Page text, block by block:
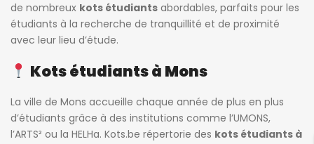
de nombreux kots étudiants abordables, parfaits pour les
étudiants à la recherche de tranquillité et de proximité
avec leur lieu d’étude.
Kots étudiants à Mons
La ville de Mons accueille chaque année de plus en plus
d’étudiants grâce à des institutions comme l’UMONS,
l’ARTS² ou la HELHa. Kots.be répertorie des kots étudiants à